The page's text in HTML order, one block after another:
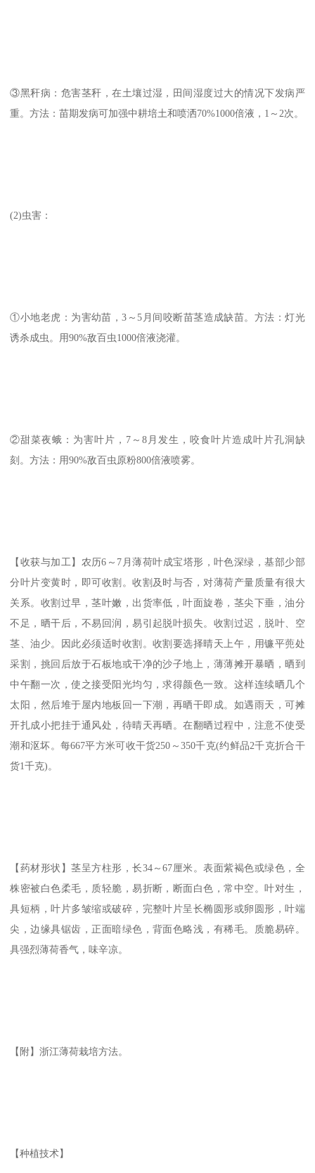
③黑秆病：危害茎秆，在土壤过湿，田间湿度过大的情况下发病严
重。方法：苗期发病可加强中耕培土和喷洒70%1000倍液，1～2次。
(2)虫害：
①小地老虎：为害幼苗，3～5月间咬断苗茎造成缺苗。方法：灯光
诱杀成虫。用90%敌百虫1000倍液浇灌。
②甜菜夜蛾：为害叶片，7～8月发生，咬食叶片造成叶片孔洞缺
刻。方法：用90%敌百虫原粉800倍液喷雾。
【收获与加工】农历6～7月薄荷叶成宝塔形，叶色深绿，基部少部
分叶片变黄时，即可收割。收割及时与否，对薄荷产量质量有很大
关系。收割过早，茎叶嫩，出货率低，叶面旋卷，茎尖下垂，油分
不足，晒干后，不易回润，易引起脱叶损失。收割过迟，脱叶、空
茎、油少。因此必须适时收割。收割要选择晴天上午，用镰平蔸处
采割，挑回后放于石板地或干净的沙子地上，薄薄摊开暴晒，晒到
中午翻一次，使之接受阳光均匀，求得颜色一致。这样连续晒几个
太阳，然后堆于屋内地板回一下潮，再晒干即成。如遇雨天，可摊
开扎成小把挂于通风处，待晴天再晒。在翻晒过程中，注意不使受
潮和沤坏。每667平方米可收干货250～350千克(约鲜品2千克折合干
货1千克)。
【药材形状】茎呈方柱形，长34～67厘米。表面紫褐色或绿色，全
株密被白色柔毛，质轻脆，易折断，断面白色，常中空。叶对生，
具短柄，叶片多皱缩或破碎，完整叶片呈长椭圆形或卵圆形，叶端
尖，边缘具锯齿，正面暗绿色，背面色略浅，有稀毛。质脆易碎。
具强烈薄荷香气，味辛凉。
【附】浙江薄荷栽培方法。
【种植技术】